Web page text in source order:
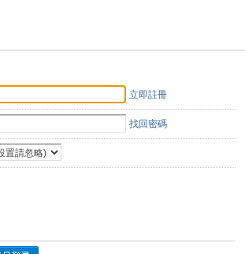
立即註冊
找回密碼